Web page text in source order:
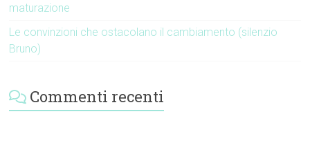
maturazione
Le convinzioni che ostacolano il cambiamento (silenzio
Bruno)
Commenti recenti